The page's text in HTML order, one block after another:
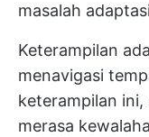
masalah
Keterampilan
menavigasi
keterampilan
merasa